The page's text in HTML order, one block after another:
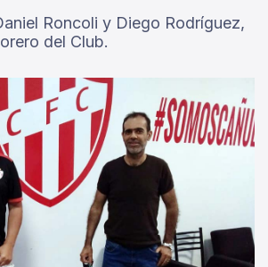
Roncoli y Diego Rodríguez,
del Club.